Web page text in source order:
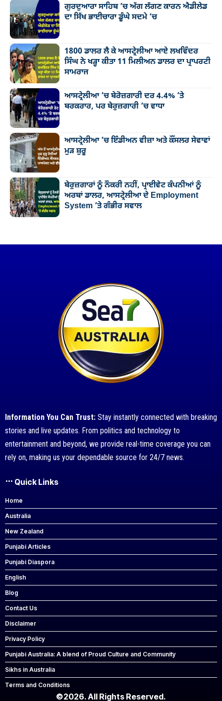
ਗੁਰਦੁਆਰਾ ਸਾਹਿਬ ’ਚ ਅੱਗ ਲੱਗਣ ਕਾਰਨ ਐਡੀਲੇਡ
ਦਾ ਸਿੱਖ ਭਾਈਚਾਰਾ ਡੂੰਘੇ ਸਦਮੇ ’ਚ
1800 ਡਾਲਰ ਲੈ ਕੇ ਆਸਟ੍ਰੇਲੀਆ ਆਏ ਲਖਵਿੰਦਰ
ਸਿੰਘ ਨੇ ਖੜ੍ਹਾ ਕੀਤਾ 11 ਮਿਲੀਅਨ ਡਾਲਰ ਦਾ ਪ੍ਰਾਪਰਟੀ
ਸਾਮਰਾਜ
ਆਸਟ੍ਰੇਲੀਆ ’ਚ ਬੇਰੋਜ਼ਗਾਰੀ ਦਰ 4.4% ’ਤੇ
ਬਰਕਰਾਰ, ਪਰ ਬੇਰੁਜ਼ਗਾਰੀ ’ਚ ਵਾਧਾ
ਆਸਟ੍ਰੇਲੀਆ ’ਚ ਇੰਡੀਅਨ ਵੀਜ਼ਾ ਅਤੇ ਕੌਂਸਲਰ ਸੇਵਾਵਾਂ
ਮੁੜ ਸ਼ੁਰੂ
ਬੇਰੁਜ਼ਗਾਰਾਂ ਨੂੰ ਨੌਕਰੀ ਨਹੀਂ, ਪ੍ਰਾਈਵੇਟ ਕੰਪਨੀਆਂ ਨੂੰ
ਅਰਬਾਂ ਡਾਲਰ, ਆਸਟ੍ਰੇਲੀਆ ਦੇ Employment
System ’ਤੇ ਗੰਭੀਰ ਸਵਾਲ
Information You Can Trust: Stay instantly connected with breaking
stories and live updates. From politics and technology to
entertainment and beyond, we provide real-time coverage you can
rely on, making us your dependable source for 24/7 news.
Quick Links
Home
Australia
New Zealand
Punjabi Articles
Punjabi Diaspora
English
Blog
Contact Us
Disclaimer
Privacy Policy
Punjabi Australia: A blend of Proud Culture and Community
Sikhs in Australia
Terms and Conditions
©2026. All Rights Reserved.